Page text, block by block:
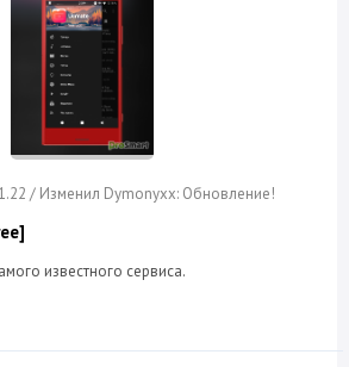
/ Изменил Dymonyxx: Обновление!
известного сервиса.